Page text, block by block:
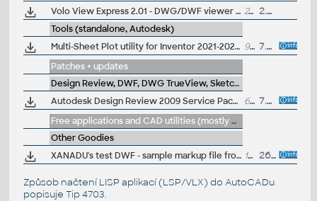
Volo View Express 2.01 - DWG/DWF viewer (v811, old/obsolete - use Design Review) (>MSIE5.01)
24MB
2.5.2002
Tools (standalone, Autodesk)
Multi-Sheet Plot utility for Inventor 2021-2023 (batch print IDW/DWG, reqs. Design Review)
991kB
7.5.2022
Patches + updates
Design Review, DWF, DWG TrueView, SketchBook, A360
Autodesk Design Review 2009 Service Pack 1 (SP1 for ADR2009), updated
6.8MB
7.7.2008
Free applications and CAD utilities (mostly our freeware & trials)
Other Goodies
XANADU's test DWF - sample markup file from Autodesk DWF Composer 2 (Design Review) 17kB 26.10.2005
Způsob načtení LISP aplikací (LSP/VLX) do AutoCADu
popisuje Tip 4703.